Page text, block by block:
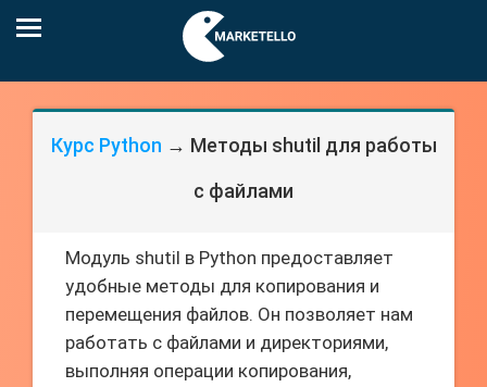
Курс Python → Методы shutil для работы
с файлами
Модуль shutil в Python предоставляет
удобные методы для копирования и
перемещения файлов. Он позволяет нам
работать с файлами и директориями,
выполняя операции копирования,